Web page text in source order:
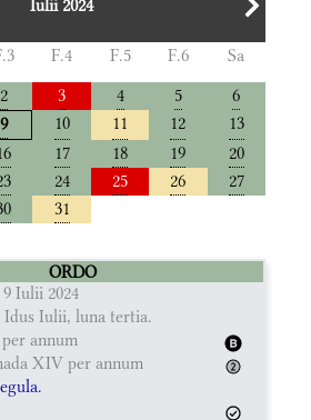
Iulii 2024
F.4 F.5 F.6
Sa
2 3 4 5
6
9 10 11 12
13
17 18 19
20
24 25 26
27
31
ORDO
Iulii 2024
Idus Iulii, luna tertia.
annum
XIV per annum